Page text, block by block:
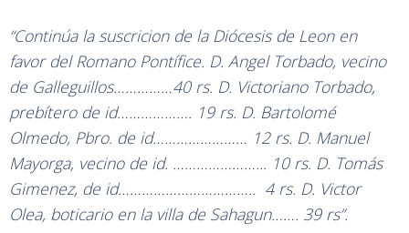
“Continúa la suscricion de la Diócesis de Leon en
favor del Romano Pontífice. D. Angel Torbado, vecino
de Galleguillos……………40 rs. D. Victoriano Torbado,
prebítero de id………………. 19 rs. D. Bartolomé
Olmedo, Pbro. de id…………………… 12 rs. D. Manuel
Mayorga, vecino de id. …………………... 10 rs. D. Tomás
Gimenez, de id…………………………….. 4 rs. D. Victor
Olea, boticario en la villa de Sahagun……. 39 rs”.